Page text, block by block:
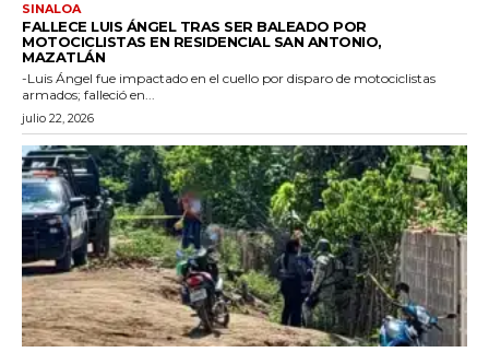
SINALOA
FALLECE LUIS ÁNGEL TRAS SER BALEADO POR
MOTOCICLISTAS EN RESIDENCIAL SAN ANTONIO,
MAZATLÁN
-Luis Ángel fue impactado en el cuello por disparo de motociclistas
armados; falleció en...
julio 22, 2026